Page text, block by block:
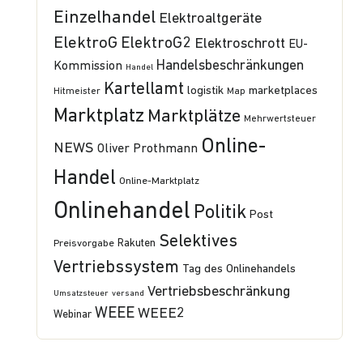
Einzelhandel Elektroaltgeräte
ElektroG ElektroG2 Elektroschrott EU-
Kommission
Handel Handelsbeschränkungen
Hitmeister Kartellamt logistik Map marketplaces
Marktplatz Marktplätze Mehrwertsteuer
NEWS Oliver Prothmann Online-
Handel Online-Marktplatz
Onlinehandel Politik Post
Preisvorgabe Rakuten Selektives
Vertriebssystem Tag des Onlinehandels
Umsatzsteuer versand Vertriebsbeschränkung
Webinar WEEE WEEE2